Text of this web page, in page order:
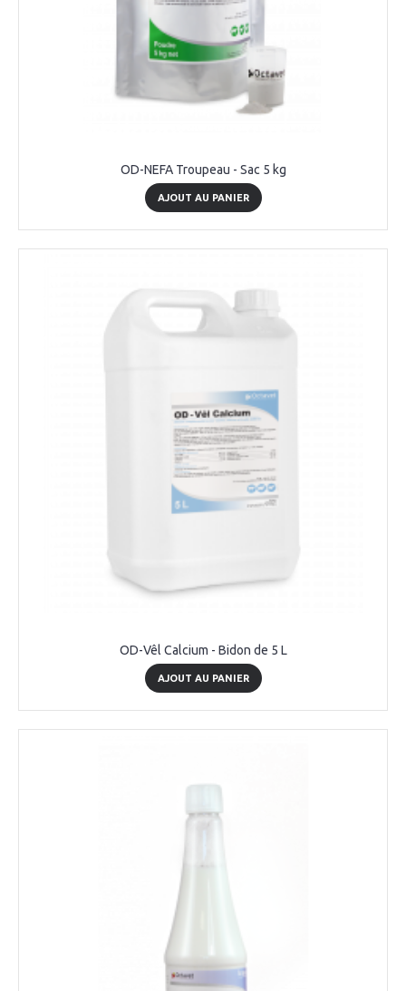
OD-NEFA Troupeau - Sac 5 kg
AJOUT AU PANIER
OD-Vêl Calcium - Bidon de 5 L
AJOUT AU PANIER